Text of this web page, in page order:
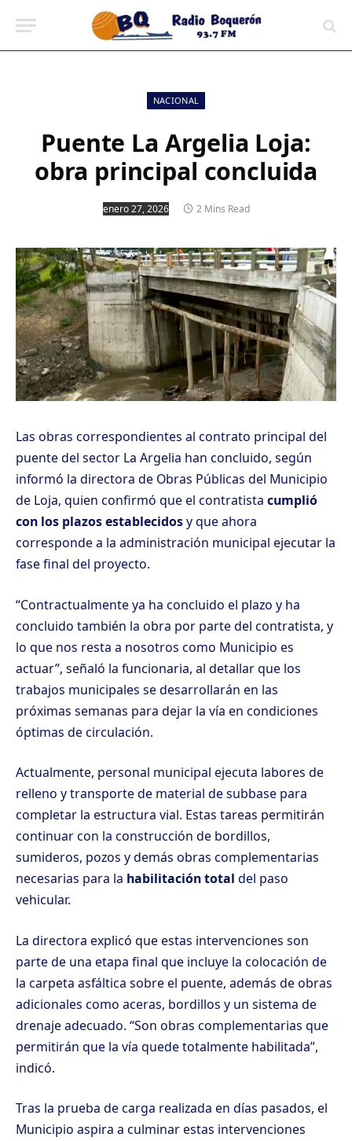
NACIONAL
Puente La Argelia Loja:
obra principal concluida
enero 27, 2026 2 Mins Read
Las obras correspondientes al contrato principal del
puente del sector La Argelia han concluido, según
informó la directora de Obras Públicas del Municipio
de Loja, quien confirmó que el contratista cumplió
con los plazos establecidosy que ahora
corresponde a la administración municipal ejecutar la
fase final del proyecto.
“Contractualmente ya ha concluido el plazo y ha
concluido también la obra por parte del contratista, y
lo que nos resta a nosotros como Municipio es
actuar”, señaló la funcionaria, al detallar que los
trabajos municipales se desarrollarán en las
próximas semanas para dejar la vía en condiciones
óptimas de circulación.
Actualmente, personal municipal ejecuta labores de
relleno y transporte de material de subbase para
completar la estructura vial. Estas tareas permitirán
continuar con la construcción de bordillos,
sumideros, pozos y demás obras complementarias
necesarias para la habilitación total del paso
vehicular.
La directora explicó que estas intervenciones son
parte de una etapa final que incluye la colocación de
la carpeta asfáltica sobre el puente, además de obras
adicionales como aceras, bordillos y un sistema de
drenaje adecuado. “Son obras complementarias que
permitirán que la vía quede totalmente habilitada”,
indicó.
Tras la prueba de carga realizada en días pasados, el
Municipio aspira a culminar estas intervenciones